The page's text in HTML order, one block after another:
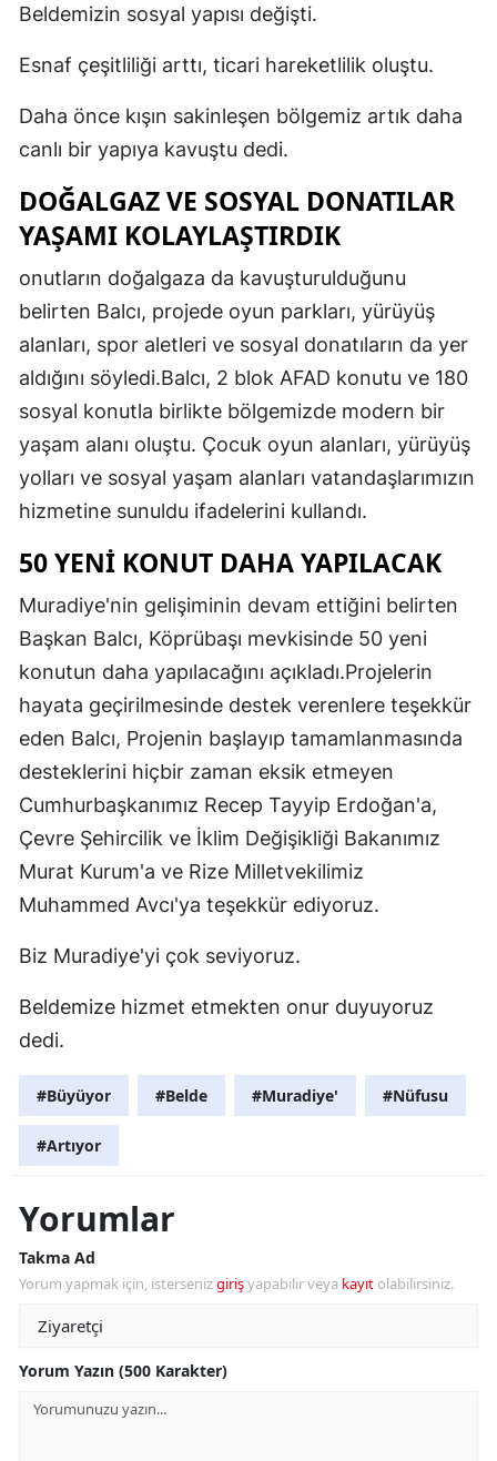
Beldemizin sosyal yapısı değişti.
Esnaf çeşitliliği arttı, ticari hareketlilik oluştu.
Daha önce kışın sakinleşen bölgemiz artık daha
canlı bir yapıya kavuştu dedi.
DOĞALGAZ VE SOSYAL DONATILAR
YAŞAMI KOLAYLAŞTIRDIK
onutların doğalgaza da kavuşturulduğunu
belirten Balcı, projede oyun parkları, yürüyüş
alanları, spor aletleri ve sosyal donatıların da yer
aldığını söyledi.Balcı, 2 blok AFAD konutu ve 180
sosyal konutla birlikte bölgemizde modern bir
yaşam alanı oluştu. Çocuk oyun alanları, yürüyüş
yolları ve sosyal yaşam alanları vatandaşlarımızın
hizmetine sunuldu ifadelerini kullandı.
50 YENİ KONUT DAHA YAPILACAK
Muradiye'nin gelişiminin devam ettiğini belirten
Başkan Balcı, Köprübaşı mevkisinde 50 yeni
konutun daha yapılacağını açıkladı.Projelerin
hayata geçirilmesinde destek verenlere teşekkür
eden Balcı, Projenin başlayıp tamamlanmasında
desteklerini hiçbir zaman eksik etmeyen
Cumhurbaşkanımız Recep Tayyip Erdoğan'a,
Çevre Şehircilik ve İklim Değişikliği Bakanımız
Murat Kurum'a ve Rize Milletvekilimiz
Muhammed Avcı'ya teşekkür ediyoruz.
Biz Muradiye'yi çok seviyoruz.
Beldemize hizmet etmekten onur duyuyoruz
dedi.
#Büyüyor #Belde #Muradiye' #Nüfusu
#Artıyor
Yorumlar
Takma Ad
Yorum yapmak için, istersenizgirişyapabilir veya kayıt olabilirsiniz.
Yorum Yazın (500 Karakter)